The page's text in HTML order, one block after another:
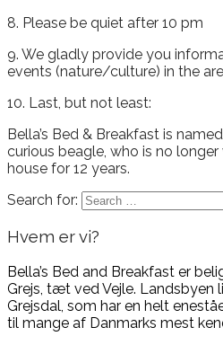
8. Please be quiet after 10 pm
9. We gladly provide you
events (nature/culture) in the
10. Last, but not least:
Bella’s Bed & Breakfast is
curious beagle, who is no
house for 12 years.
Search for:
Hvem er vi?
Bella’s Bed and Breakfast er
Grejs, tæt ved Vejle. Landsbyen
Grejsdal, som har en helt
til mange af Danmarks mest